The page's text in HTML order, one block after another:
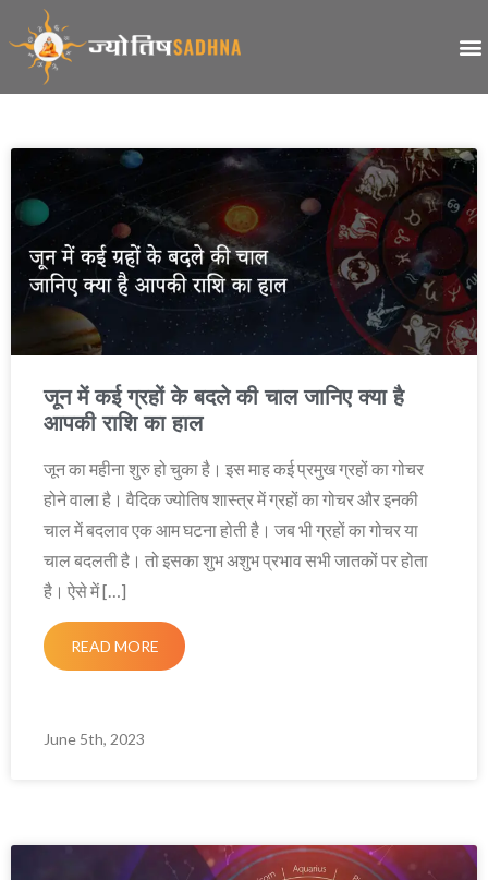
जून में कई ग्रहों के बदले की चाल जानिए क्या है
आपकी राशि का हाल
जून का महीना शुरु हो चुका है। इस माह कई प्रमुख ग्रहों का गोचर
होने वाला है। वैदिक ज्योतिष शास्त्र में ग्रहों का गोचर और इनकी
चाल में बदलाव एक आम घटना होती है। जब भी ग्रहों का गोचर या
चाल बदलती है। तो इसका शुभ अशुभ प्रभाव सभी जातकों पर होता
है। ऐसे में […]
READ MORE
June 5th, 2023